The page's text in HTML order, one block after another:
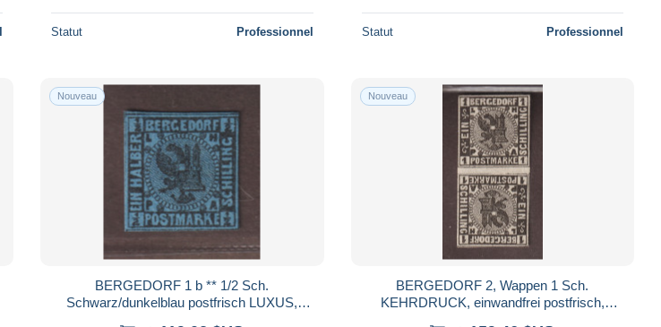
Statut Professionnel Statut Professionnel
Nouveau
BERGEDORF 1 b ** 1/2 Sch.
Schwarz/dunkelblau postfrisch LUXUS,
Nouveau
BERGEDORF 2, Wappen 1 Sch.
KEHRDRUCK, einwandfrei postfrisch,